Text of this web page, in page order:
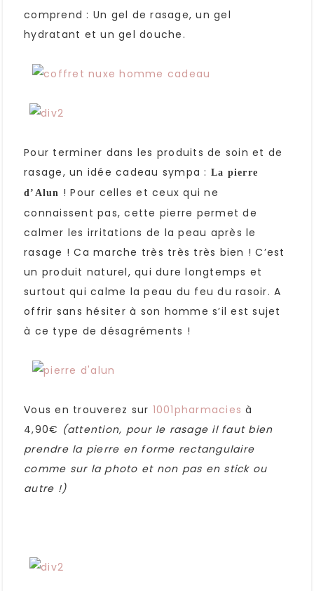
comprend : Un gel de rasage, un gel
hydratant et un gel douche.
Pour terminer dans les produits de soin et de
rasage, un idée cadeau sympa : La pierre
d’Alun ! Pour celles et ceux qui ne
connaissent pas, cette pierre permet de
calmer les irritations de la peau après le
rasage ! Ca marche très très très bien ! C’est
un produit naturel, qui dure longtemps et
surtout qui calme la peau du feu du rasoir. A
offrir sans hésiter à son homme s’il est sujet
à ce type de désagréments !
Vous en trouverez sur 1001pharmacies à
4,90€ (attention, pour le rasage il faut bien
prendre la pierre en forme rectangulaire
comme sur la photo et non pas en stick ou
autre !)